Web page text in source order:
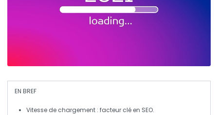
EN BREF
Vitesse de chargement : facteur clé en SEO.